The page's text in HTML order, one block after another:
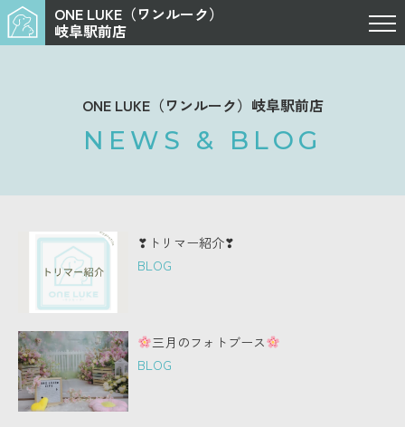
ONE LUKE（ワンルーク）
岐阜駅前店
ONE LUKE（ワンルーク）岐阜駅前店
NEWS & BLOG
❣トリマー紹介❣
BLOG
三月のフォトブース
BLOG